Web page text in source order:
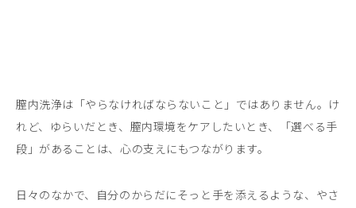
膣内洗浄は「やらなければならないこと」ではありません。け
れど、ゆらいだとき、膣内環境をケアしたいとき、「選べる手
段」があることは、心の支えにもつながります。
日々のなかで、自分のからだにそっと手を添えるような、やさ